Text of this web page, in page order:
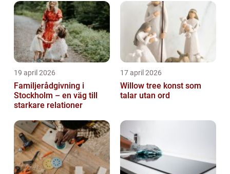
19 april 2026
Familjerådgivning i
Stockholm – en väg till
starkare relationer
17 april 2026
Willow tree konst som
talar utan ord